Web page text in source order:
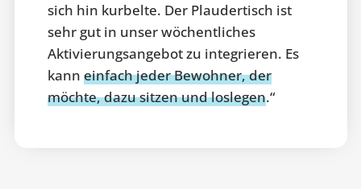
sich hin kurbelte. Der Plaudertisch ist
sehr gut in unser wöchentliches
Aktivierungsangebot zu integrieren. Es
kann einfach jeder Bewohner, der
möchte, dazu sitzen und loslegen.“